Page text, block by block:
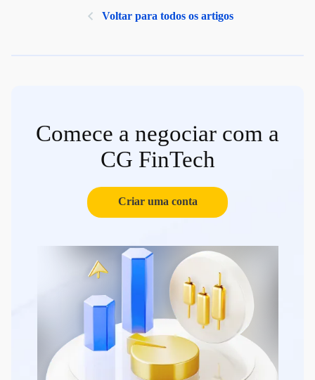
Voltar para todos os artigos
Comece a negociar com a
CG FinTech
Criar uma conta